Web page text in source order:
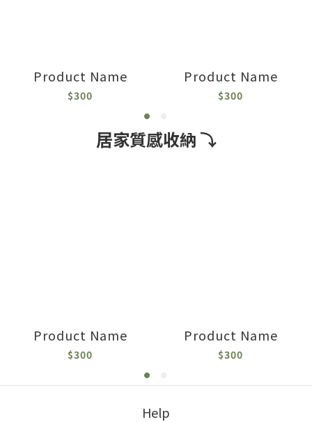
Product Name
$300
Product Name
$300
居家質感收納 ⤵
Product Name
$300
Product Name
$300
Help